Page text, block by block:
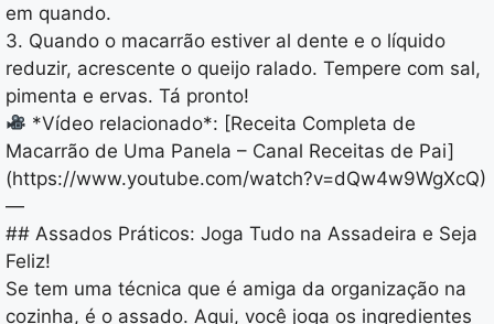
em quando.
3. Quando o macarrão estiver al dente e o líquido
reduzir, acrescente o queijo ralado. Tempere com sal,
pimenta e ervas. Tá pronto!
*Vídeo relacionado*: [Receita Completa de
Macarrão de Uma Panela – Canal Receitas de Pai]
(https://www.youtube.com/watch?v=dQw4w9WgXcQ)
—
## Assados Práticos: Joga Tudo na Assadeira e Seja
Feliz!
Se tem uma técnica que é amiga da organização na
cozinha, é o assado. Aqui, você joga os ingredientes